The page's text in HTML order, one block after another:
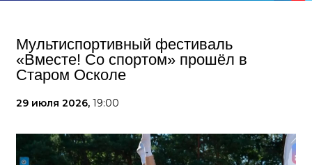
Мультиспортивный фестиваль
«Вместе! Со спортом» прошёл в
Старом Осколе
29 июля 2026, 19:00